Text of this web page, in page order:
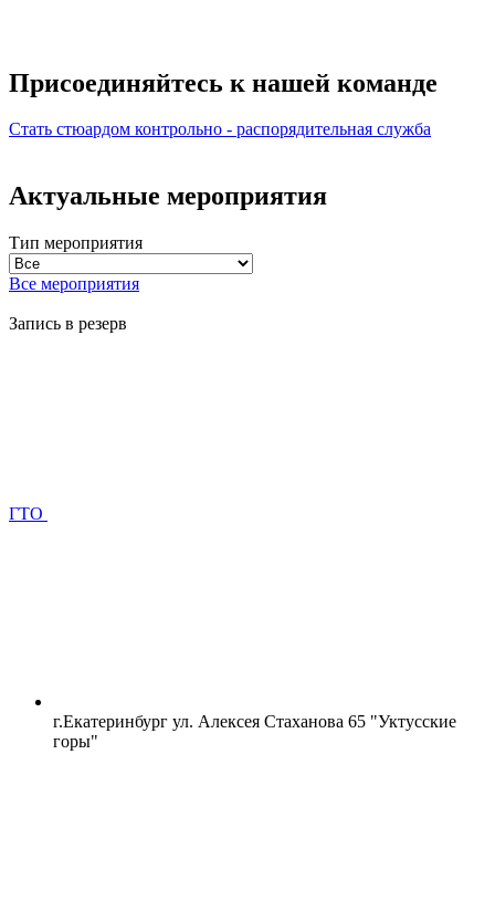
Присоединяйтесь к нашей команде
Стать стюардом контрольно - распорядительная служба
Актуальные мероприятия
Тип мероприятия
Все мероприятия
Запись в резерв
ГТО
г.Екатеринбург ул. Алексея Стаханова 65 "Уктусские
горы"